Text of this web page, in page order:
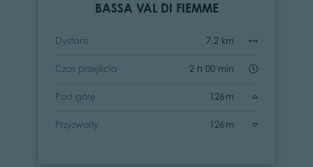
BASSA VAL DI FIEMME
Dystans 7,2 km
Czas przejścia 2 h 00 min
Pod górę 126 m
Przyzwoity 126 m